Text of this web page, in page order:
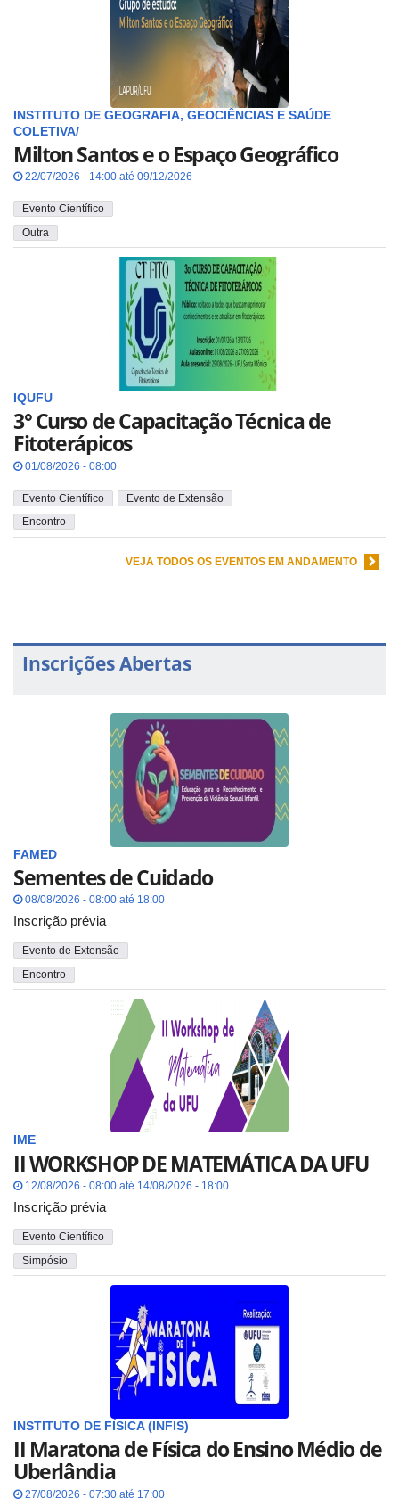
INSTITUTO DE GEOGRAFIA, GEOCIÊNCIAS E SAÚDE
COLETIVA/
Milton Santos e o Espaço Geográfico
22/07/2026 - 14:00 até 09/12/2026
Evento Científico
Outra
IQUFU
3° Curso de Capacitação Técnica de
Fitoterápicos
01/08/2026 - 08:00
Evento Científico
Evento de Extensão
Encontro
VEJA TODOS OS EVENTOS EM ANDAMENTO
Inscrições Abertas
FAMED
Sementes de Cuidado
08/08/2026 - 08:00 até 18:00
Inscrição prévia
Evento de Extensão
Encontro
IME
II WORKSHOP DE MATEMÁTICA DA UFU
12/08/2026 - 08:00 até 14/08/2026 - 18:00
Inscrição prévia
Evento Científico
Simpósio
INSTITUTO DE FÍSICA (INFIS)
II Maratona de Física do Ensino Médio de
Uberlândia
27/08/2026 - 07:30 até 17:00